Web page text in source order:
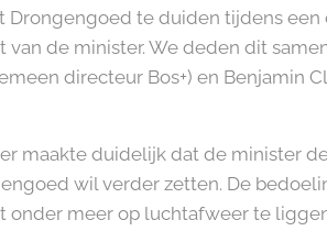
Drongengoed te duiden tijdens
van de minister. We deden dit
directeur Bos+) en Benjamin
maakte duidelijk dat de minister
wil verder zetten. De
onder meer op luchtafweer te